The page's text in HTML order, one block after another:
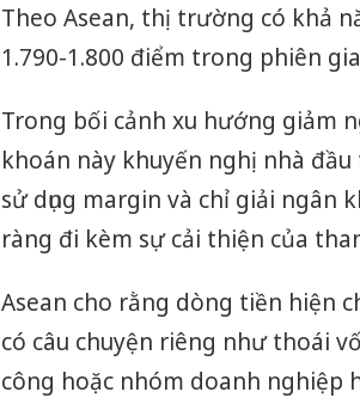
Theo Asean, thị trường có khả
1.790-1.800 điểm trong phiên
Trong bối cảnh xu hướng giảm
khoán này khuyến nghị nhà
sử dụng margin và chỉ giải
ràng đi kèm sự cải thiện của
Asean cho rằng dòng tiền hiện
có câu chuyện riêng như thoái
công hoặc nhóm doanh nghiệp